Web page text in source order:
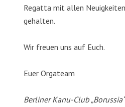
Regatta mit allen
gehalten.
Wir freuen uns auf Euch.
Euer Orgateam
Berliner Kanu-Club